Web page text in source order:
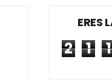
ERES
2 1 1